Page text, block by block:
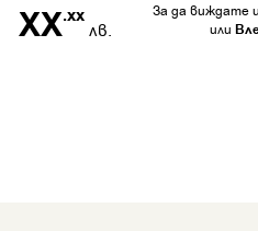
XX.xx
лв.
За да виждате
или